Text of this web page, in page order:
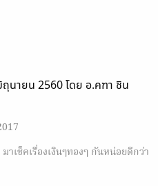
ถุนายน 2560 โดย อ.คฑา ชิน
าเช็คเรื่องเงินๆทองๆ กันหน่อยดีกว่า